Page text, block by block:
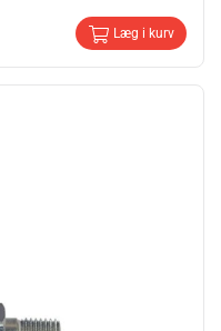
Læg i kurv